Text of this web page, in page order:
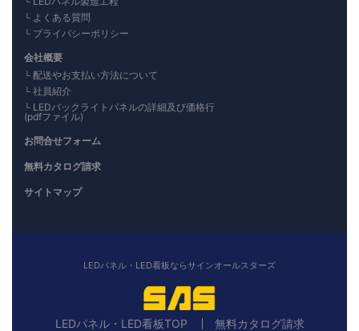
よくある質問
プライバシーポリシー
会社概要
配送やお支払い方法について
社員紹介
LEDバックライトパネルの詳細及び価格行
(pdfファイル)
お問合せフォーム
無料カタログ請求
サイトマップ
LEDパネル・LED看板ならサインオールスターズ
LEDパネル・LED看板TOP
無料カタログ請求